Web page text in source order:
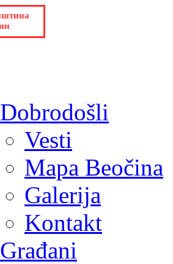
Dobrodošli
Vesti
Mapa Beočina
Galerija
Kontakt
Građani